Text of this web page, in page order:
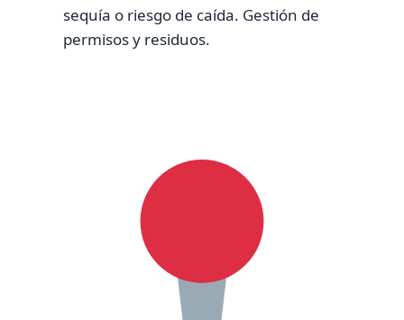
sequía o riesgo de caída. Gestión de
permisos y residuos.